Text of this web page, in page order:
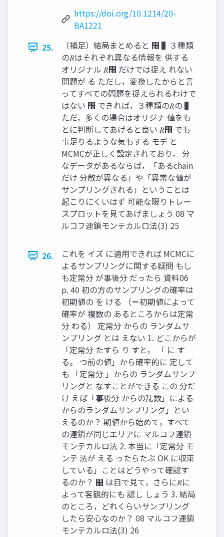
https://doi.org/10.1214/20-
BA1221
25.
（補足）結局まとめると ෠ ▌３種類
の𝑅はそれぞれ異なる情報を 供する
オリジナル 𝑅෠ だけでは捉え れない
問題が る ただし，変換したからと言
ってすべての問題を捉えられるわけで
はない ෠ できれば，３種類の𝑅の ▌
ただ，多くの場合はオリジナ 値をも
とに判断してあげると良い 𝑅෠ でも
事足りるような気もする モデ と
MCMCが正しく設定されており， 分
なデータがあるならば，「あるchain
だけ 分散が異なる」や「異常な値が
サンプリングされる」ということは
起こりにくいはず 可能な限りトレー
スプロットを見てあげましょう 08 マ
ルコフ連鎖モンテカルロ法(3) 25
26.
これを イズ に適用できれば MCMCに
よるサンプリングに関する疑問 もし
も定常分 が事後分 だったら 資料06
p. 40 初の方のサンプリングの確率は
初期値の を ける （＝初期値によって
確率が 複数の あるところからは定常
分 わる） 定常分 からの ランダムサ
ンプリング とは えない 1. どこからが
「定常分 たすら り すと， 「 に す
る。 つ前の値」から確率的に 定して
も 「定常分 」からの ランダムサンプ
リングと なすことができる この 分だ
け えば「事後分 からの乱数」による
からのランダムサンプリング」とい
えるのか？ 期値から始めて，すべて
の連鎖が同じエリアに マルコフ連鎖
モンテカルロ法 2. 本当に「定常分 モ
ンテ 法が える ったらたぶ OK に収束
している」ことはどうやって確認す
るのか？ ෠ は目で見て，さらに𝑅に
よって客観的にも 認し しょう 3. 結局
のところ，どれくらいサンプリング
したら安心なのか？ 08 マルコフ連鎖
モンテカルロ法(3) 26